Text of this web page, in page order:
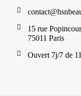
15 rue
75011 Paris
Ouvert 7j/7 de